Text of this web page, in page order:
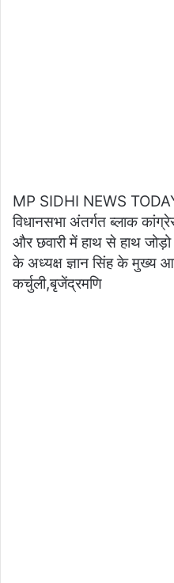
MP SIDHI NEWS
विधानसभा अंतर्गत ब्लाक कांग्रेस
और छवारी में हाथ से हाथ
के अध्यक्ष ज्ञान सिंह के मुख्य
कर्चुली,बृजेंद्रमणि